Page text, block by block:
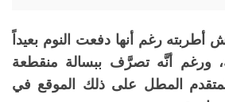
رغم أنها دفعت النوم بعيداً
ورغم أنَّه تصرَّف ببسالة منقطعة
المطل على ذلك الموقع في